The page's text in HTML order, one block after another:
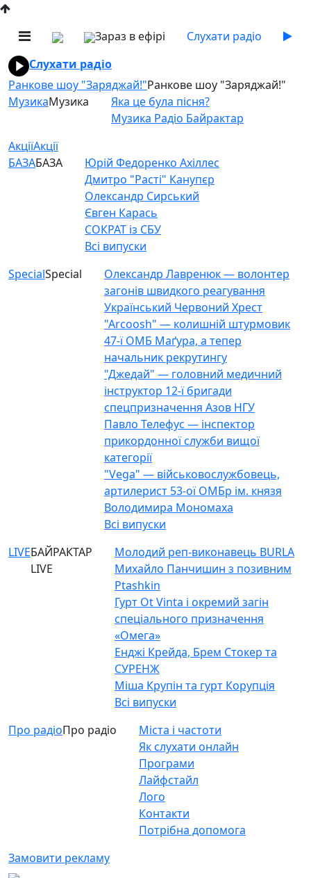
Зараз в ефірі
Слухати радіо
Слухати радіо
Ранкове шоу "Заряджай!"Ранкове шоу "Заряджай!"
МузикаМузика
Яка це була пісня?
Музика Радіо Байрактар
АкціїАкції
БАЗАБАЗА
Юрій Федоренко Ахіллес
Дмитро "Расті" Канупєр
Олександр Сирський
Євген Карась
СОКРАТ із СБУ
Всі випуски
SpecialSpecial
Олександр Лавренюк — волонтер
загонів швидкого реагування
Український Червоний Хрест
"Arcoosh" — колишній штурмовик
47-ї ОМБ Маґура, а тепер
начальник рекрутингу
"Джедай" — головний медичний
інструктор 12-ї бригади
спецпризначення Азов НГУ
Павло Телефус — інспектор
прикордонної служби вищої
категорії
"Vega" — військовослужбовець,
артилерист 53-ої ОМБр ім. князя
Володимира Мономаха
Всі випуски
LIVEБАЙРАКТАР
LIVE
Молодий реп-виконавець BURLA
Михайло Панчишин з позивним
Ptashkin
Гурт Ot Vinta і окремий загін
спеціального призначення
«Омега»
Енджі Крейда, Брем Стокер та
СУРЕНЖ
Міша Крупін та гурт Корупція
Всі випуски
Про радіоПро радіо
Міста і частоти
Як слухати онлайн
Програми
Лайфстайл
Лого
Контакти
Потрібна допомога
Замовити рекламу